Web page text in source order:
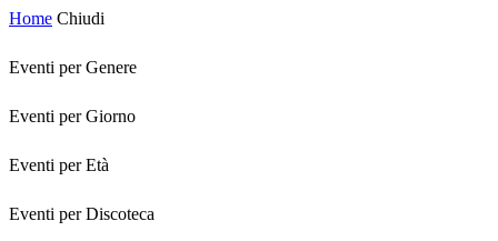
Home Chiudi
Eventi per Genere
Eventi per Giorno
Eventi per Età
Eventi per Discoteca